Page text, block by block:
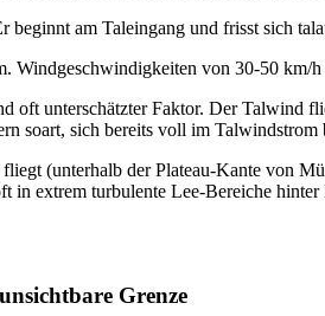
am Taleingang und frisst sich
Windgeschwindigkeiten von 30-50 km/
oft unterschätzter Faktor. Der Talwind
soart, sich bereits voll im Talwindstrom
(unterhalb der Plateau-Kante von
extrem turbulente Lee-Bereiche hinter
Grenze